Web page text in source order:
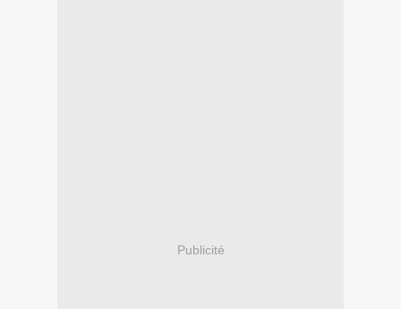
Publicité